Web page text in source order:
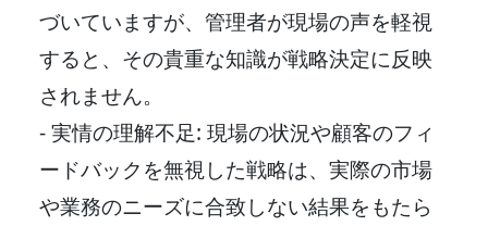
づいていますが、管理者が現場の声を軽視
すると、その貴重な知識が戦略決定に反映
されません。
- 実情の理解不足: 現場の状況や顧客のフィ
ードバックを無視した戦略は、実際の市場
や業務のニーズに合致しない結果をもたら